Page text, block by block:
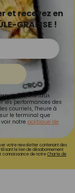
et recevez en
GRAISSE !
analyse le taux
les performances des
courriels, l'heure à
le terminal que
notre politique de
votre newsletter contenant des
le lien de désabonnement
connaissance de notreCharte de